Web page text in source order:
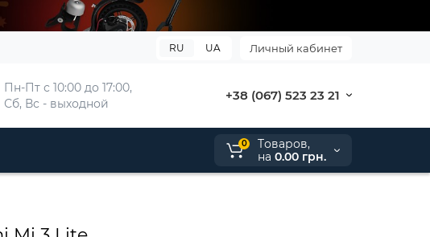
Личный кабинет
RU UA
Пн-Пт с 10:00 до 17:00,
Сб, Вс - выходной
+38 (067) 523 23 21
0
Tоваров,
на 0.00 грн.